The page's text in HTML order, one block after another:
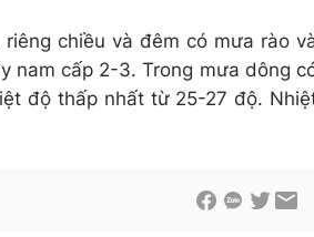
chiều và đêm có mưa rào
nam cấp 2-3. Trong mưa dông
độ thấp nhất từ 25-27 độ.